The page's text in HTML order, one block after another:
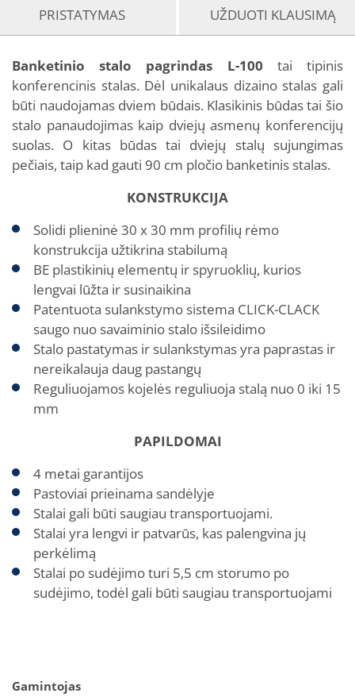
PRISTATYMAS UŽDUOTI KLAUSIMĄ
Banketinio stalo pagrindas L-100 tai tipinis
konferencinis stalas. Dėl unikalaus dizaino stalas gali
būti naudojamas dviem būdais. Klasikinis būdas tai šio
stalo panaudojimas kaip dviejų asmenų konferencijų
suolas. O kitas būdas tai dviejų stalų sujungimas
pečiais, taip kad gauti 90 cm pločio banketinis stalas.
KONSTRUKCIJA
Solidi plieninė 30 x 30 mm profilių rėmo
konstrukcija užtikrina stabilumą
BE plastikinių elementų ir spyruoklių, kurios
lengvai lūžta ir susinaikina
Patentuota sulankstymo sistema CLICK-CLACK
saugo nuo savaiminio stalo išsileidimo
Stalo pastatymas ir sulankstymas yra paprastas ir
nereikalauja daug pastangų
Reguliuojamos kojelės reguliuoja stalą nuo 0 iki 15
mm
PAPILDOMAI
4 metai garantijos
Pastoviai prieinama sandėlyje
Stalai gali būti saugiau transportuojami.
Stalai yra lengvi ir patvarūs, kas palengvina jų
perkėlimą
Stalai po sudėjimo turi 5,5 cm storumo po
sudėjimo, todėl gali būti saugiau transportuojami
Gamintojas